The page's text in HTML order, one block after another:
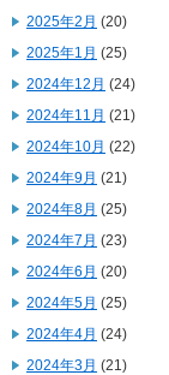
2025年2月 (20)
2025年1月 (25)
2024年12月 (24)
2024年11月 (21)
2024年10月 (22)
2024年9月 (21)
2024年8月 (25)
2024年7月 (23)
2024年6月 (20)
2024年5月 (25)
2024年4月 (24)
2024年3月 (21)